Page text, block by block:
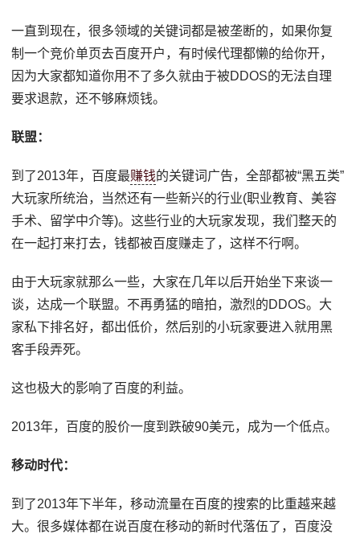
一直到现在，很多领域的关键词都是被垄断的，如果你复
制一个竞价单页去百度开户，有时候代理都懒的给你开，
因为大家都知道你用不了多久就由于被DDOS的无法自理
要求退款，还不够麻烦钱。
联盟：
到了2013年，百度最赚钱的关键词广告，全部都被“黑五类”
大玩家所统治，当然还有一些新兴的行业(职业教育、美容
手术、留学中介等)。这些行业的大玩家发现，我们整天的
在一起打来打去，钱都被百度赚走了，这样不行啊。
由于大玩家就那么一些，大家在几年以后开始坐下来谈一
谈，达成一个联盟。不再勇猛的暗拍，激烈的DDOS。大
家私下排名好，都出低价，然后别的小玩家要进入就用黑
客手段弄死。
这也极大的影响了百度的利益。
2013年，百度的股价一度到跌破90美元，成为一个低点。
移动时代：
到了2013年下半年，移动流量在百度的搜索的比重越来越
大。很多媒体都在说百度在移动的新时代落伍了，百度没